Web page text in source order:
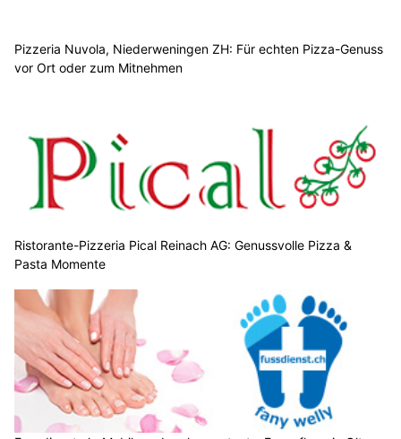
Pizzeria Nuvola, Niederweningen ZH: Für echten Pizza-Genuss
vor Ort oder zum Mitnehmen
Ristorante-Pizzeria Pical Reinach AG: Genussvolle Pizza &
Pasta Momente